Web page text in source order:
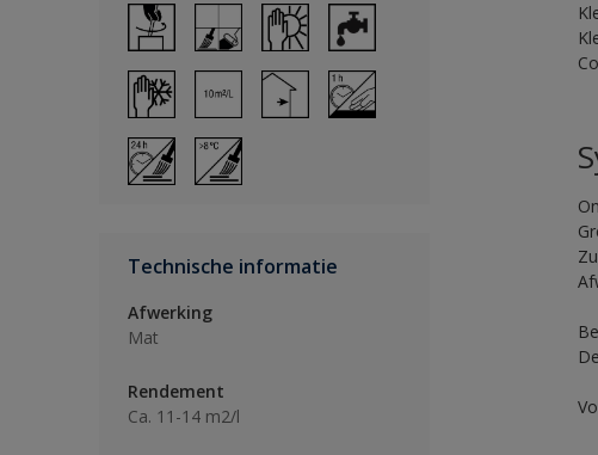
Technische informatie
Afwerking
Mat
Rendement
Ca. 11-14 m2/l